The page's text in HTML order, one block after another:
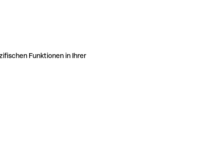
Funktionen in Ihrer